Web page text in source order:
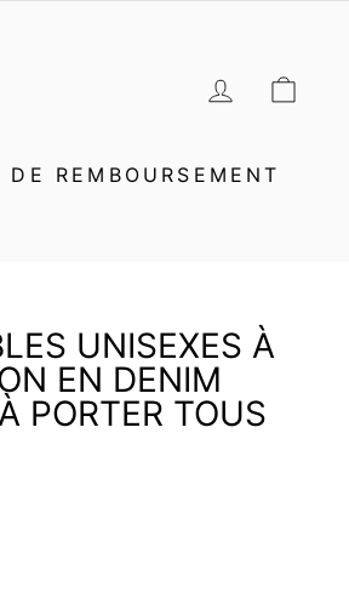
SE
REMBOURSEMENT
UNISEXES À
EN DENIM
PORTER TOUS